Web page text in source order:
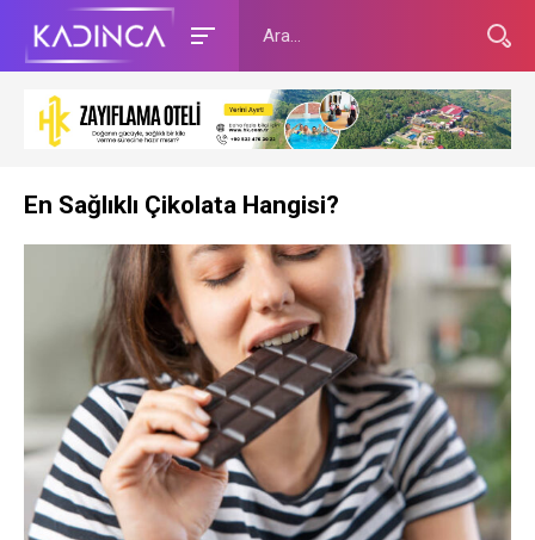
En Sağlıklı Çikolata Hangisi?